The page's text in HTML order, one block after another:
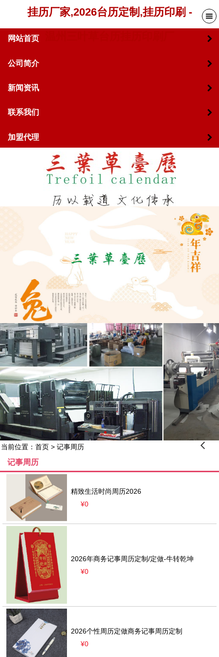
挂历厂家,2026台历定制,挂历印刷 -
网站首页
公司简介
新闻资讯
联系我们
加盟代理
当前位置： 󰊒
首页> 记事周历
记事周历
精致生活时尚周历2026
¥0
2026年商务记事周历定制/定做-牛转乾坤
¥0
2026个性周历定做商务记事周历定制
¥0